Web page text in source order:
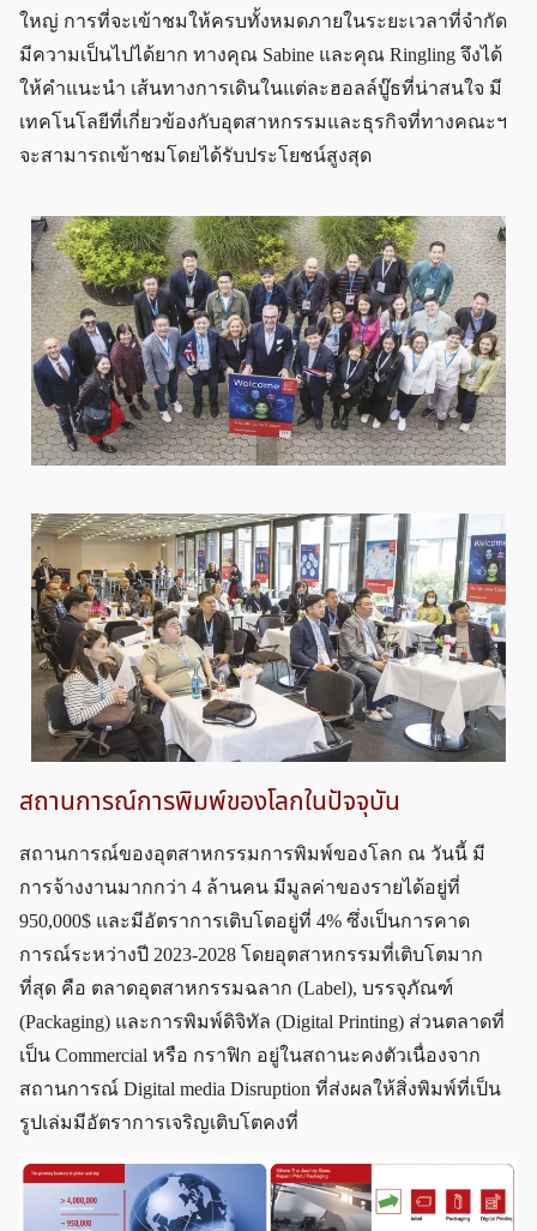
ใหญ่ การที่จะเข้าชมให้ครบทั้งหมดภายในระยะเวลาที่จำกัด
มีความเป็นไปได้ยาก ทางคุณ Sabine และคุณ Ringling จึงได้
ให้คำแนะนำ เส้นทางการเดินในแต่ละฮอลล์บู๊ธที่น่าสนใจ มี
เทคโนโลยีที่เกี่ยวข้องกับอุตสาหกรรมและธุรกิจที่ทางคณะฯ
จะสามารถเข้าชมโดยได้รับประโยชน์สูงสุด
สถานการณ์การพิมพ์ของโลกในปัจจุบัน
สถานการณ์ของอุตสาหกรรมการพิมพ์ของโลก ณ วันนี้ มี
การจ้างงานมากกว่า 4 ล้านคน มีมูลค่าของรายได้อยู่ที่
950,000$ และมีอัตราการเติบโตอยู่ที่ 4% ซึ่งเป็นการคาด
การณ์ระหว่างปี 2023-2028 โดยอุตสาหกรรมที่เติบโตมาก
ที่สุด คือ ตลาดอุตสาหกรรมฉลาก (Label), บรรจุภัณฑ์
(Packaging) และการพิมพ์ดิจิทัล (Digital Printing) ส่วนตลาดที่
เป็น Commercial หรือ กราฟิก อยู่ในสถานะคงตัวเนื่องจาก
สถานการณ์ Digital media Disruption ที่ส่งผลให้สิ่งพิมพ์ที่เป็น
รูปเล่มมีอัตราการเจริญเติบโตคงที่